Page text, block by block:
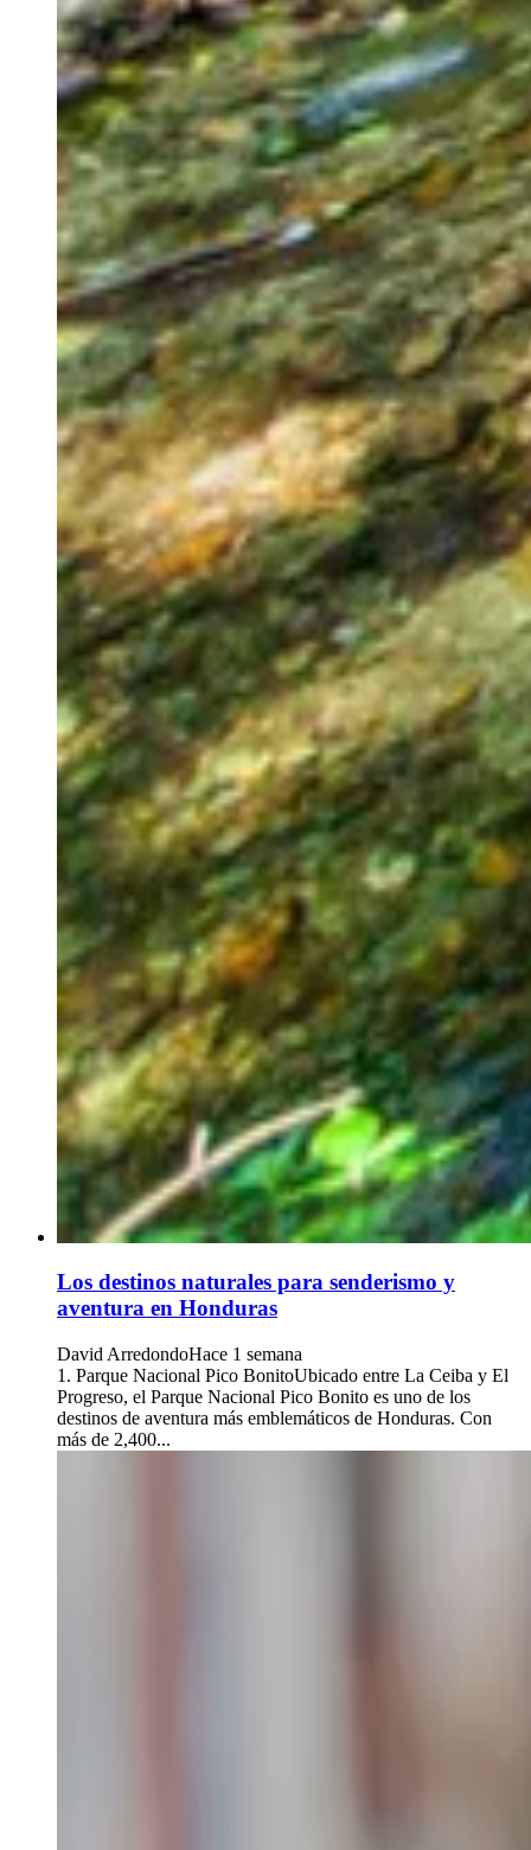
Los destinos naturales para senderismo y
aventura en Honduras
David ArredondoHace 1 semana
1. Parque Nacional Pico BonitoUbicado entre La Ceiba y El
Progreso, el Parque Nacional Pico Bonito es uno de los
destinos de aventura más emblemáticos de Honduras. Con
más de 2,400...